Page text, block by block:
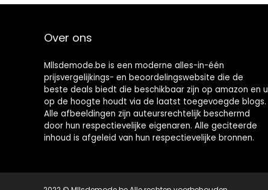
Over ons
Mllsdemode.be is een moderne alles-in-één
prijsvergelijkings- en beoordelingswebsite die de
beste deals biedt die beschikbaar zijn op amazon en u
op de hoogte houdt via de laatst toegevoegde blogs.
Alle afbeeldingen zijn auteursrechtelijk beschermd
door hun respectievelijke eigenaren. Alle geciteerde
inhoud is afgeleid van hun respectievelijke bronnen.